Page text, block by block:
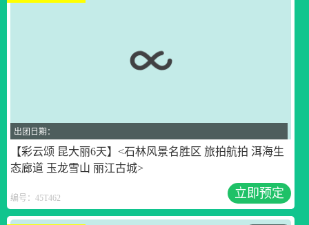
出团日期：
【彩云颂 昆大丽6天】<石林风景名胜区 旅拍航拍 洱海生
态廊道 玉龙雪山 丽江古城>
编号：45T462 立即预定